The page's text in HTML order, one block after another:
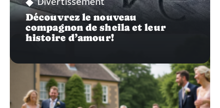
Découvrez le nouveau
compagnon de sheila et leur
histoire d’amour!